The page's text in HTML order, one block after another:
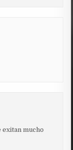
exitan mucho